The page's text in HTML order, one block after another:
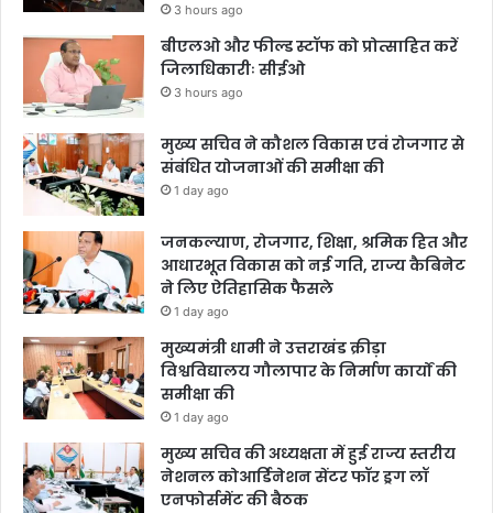
3 hours ago
बीएलओ और फील्ड स्टॉफ को प्रोत्साहित करें
जिलाधिकारीः सीईओ
3 hours ago
मुख्य सचिव ने कौशल विकास एवं रोजगार से
संबंधित योजनाओं की समीक्षा की
1 day ago
जनकल्याण, रोजगार, शिक्षा, श्रमिक हित और
आधारभूत विकास को नई गति, राज्य कैबिनेट
ने लिए ऐतिहासिक फैसले
1 day ago
मुख्यमंत्री धामी ने उत्तराखंड क्रीड़ा
विश्वविद्यालय गौलापार के निर्माण कार्यों की
समीक्षा की
1 day ago
मुख्य सचिव की अध्यक्षता में हुई राज्य स्तरीय
नेशनल कोआर्डिनेशन सेंटर फॉर ड्रग लॉ
एनफोर्समेंट की बैठक